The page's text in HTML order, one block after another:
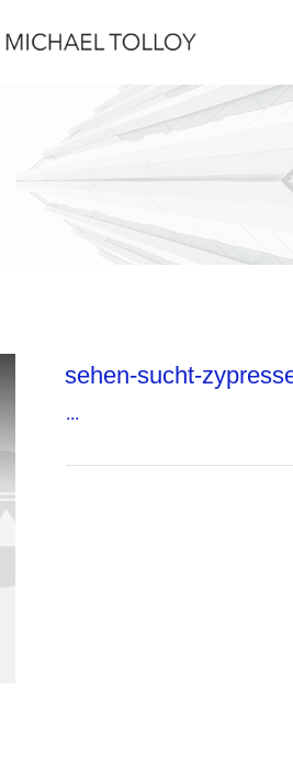
sehen-sucht-
...